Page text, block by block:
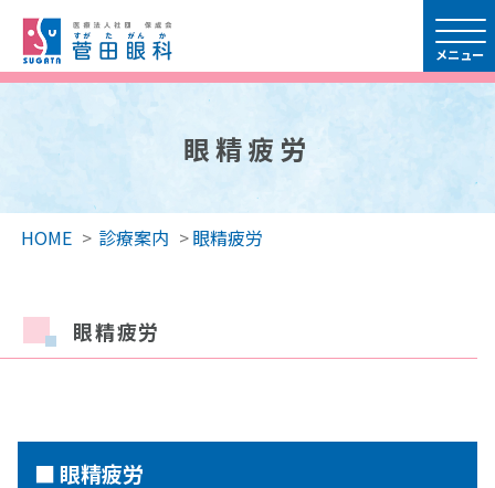
眼精疲労
HOME > 診療案内 >眼精疲労
眼精疲労
■ 眼精疲労